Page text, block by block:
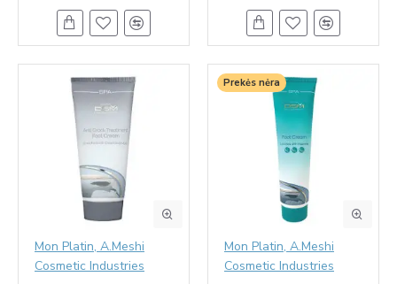
Mon Platin, A.Meshi
Cosmetic Industries
Prekės nėra
Mon Platin, A.Meshi
Cosmetic Industries